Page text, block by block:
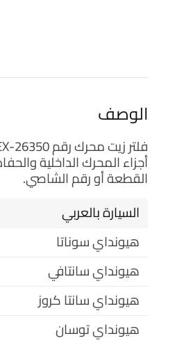
الوصف
فلتر زيت محركرقم 26350-2S000 / FILDEX
أجزاء المحرك الداخلية
القطعة أو رقم الشاصي.
السيارة بالعربي
هيونداي سوناتا
هيونداي سانتافي
هيونداي سانتا كروز
هيونداي توسان